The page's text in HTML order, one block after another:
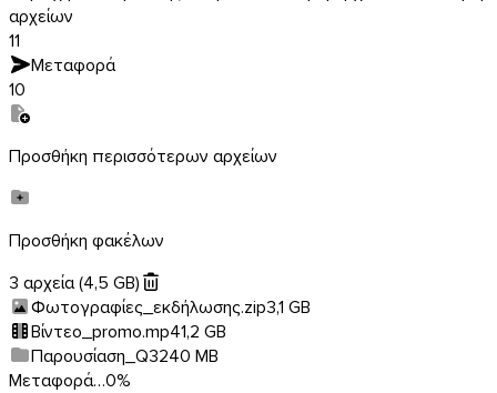
Επεκτάσεις
αρχείων
11
Μεταφορά
10
Προσθήκη περισσότερων αρχείων
Προσθήκη φακέλων
3 αρχεία(4,5 GB)
Φωτογραφίες_εκδήλωσης.zip3,1 GB
Βίντεο_promo.mp41,2 GB
Παρουσίαση_Q3240 MB
Μεταφορά…0%